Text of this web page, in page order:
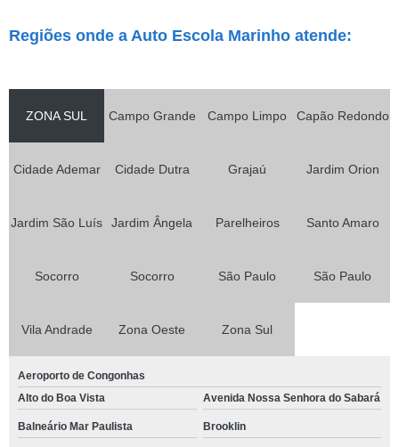
Regiões onde a Auto Escola Marinho atende:
ZONA SUL Campo Grande Campo Limpo Capão Redondo
Cidade Ademar Cidade Dutra Grajaú Jardim Orion
Jardim São Luís Jardim Ângela Parelheiros Santo Amaro
Socorro Socorro São Paulo São Paulo
Vila Andrade Zona Oeste Zona Sul
Aeroporto de Congonhas
Alto do Boa Vista
Avenida Nossa Senhora do Sabará
Balneário Mar Paulista Brooklin